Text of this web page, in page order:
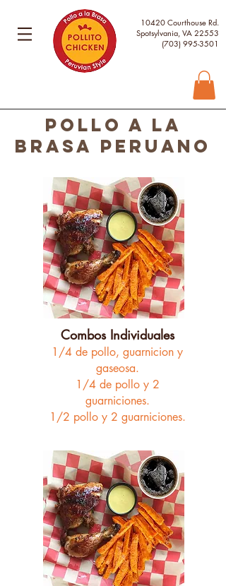
10420 Courthouse Rd.
Spotsylvania, VA 22553
(703) 995-3501
POLLO A LA
BRASA PERUANO
Combos Individuales
1/4 de pollo, guarnicion y
gaseosa.
1/4 de pollo y 2
guarniciones.
1/2 pollo y 2 guarniciones.